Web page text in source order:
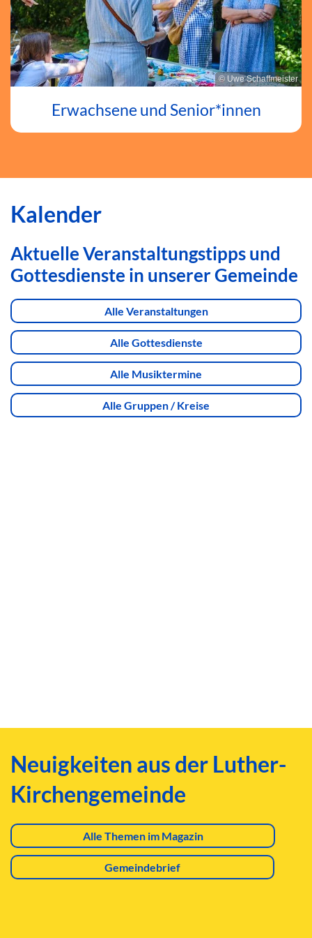
© Uwe Schaffmeister
Erwachsene und Senior*innen
Kalender
Aktuelle Veranstaltungstipps und
Gottesdienste in unserer Gemeinde
Alle Veranstaltungen
Alle Gottesdienste
Alle Musiktermine
Alle Gruppen / Kreise
Neuigkeiten aus der Luther-
Kirchengemeinde
Alle Themen im Magazin
Gemeindebrief